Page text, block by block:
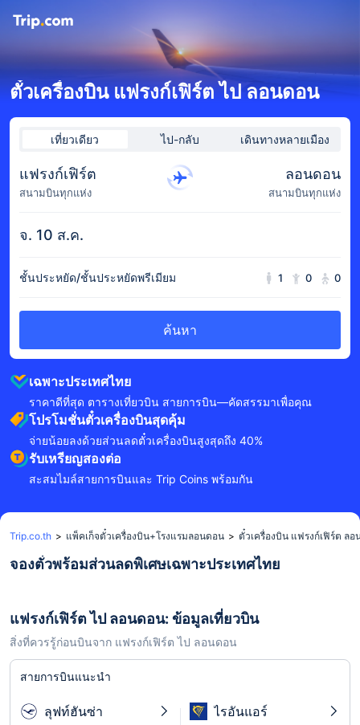
ตั๋วเครื่องบิน แฟรงก์เฟิร์ต ไป ลอนดอน
เที่ยวเดียว ไป-กลับ เดินทางหลายเมือง
แฟรงก์เฟิร์ต
สนามบินทุกแห่ง
ลอนดอน
สนามบินทุกแห่ง
จ. 10 ส.ค.
ชั้นประหยัด/ชั้นประหยัดพรีเมียม 1 0 0
ค้นหา
เฉพาะประเทศไทย
ราคาดีที่สุด ตารางเที่ยวบิน สายการบิน—คัดสรรมาเพื่อคุณ
โปรโมชั่นตั๋วเครื่องบินสุดคุ้ม
จ่ายน้อยลงด้วยส่วนลดตั๋วเครื่องบินสูงสุดถึง 40%
รับเหรียญสองต่อ
สะสมไมล์สายการบินและ Trip Coins พร้อมกัน
Trip.co.th > แพ็คเก็จตั๋วเครื่องบิน+โรงแรมลอนดอน > ตั๋วเครื่องบิน แฟรงก์เฟิร์ต ลอ
จองตั๋วพร้อมส่วนลดพิเศษเฉพาะประเทศไทย
แฟรงก์เฟิร์ต ไป ลอนดอน: ข้อมูลเที่ยวบิน
สิ่งที่ควรรู้ก่อนบินจาก แฟรงก์เฟิร์ต ไป ลอนดอน
สายการบินแนะนำ
ลุฟท์ฮันซ่า ไรอันแอร์